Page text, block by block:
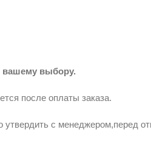
вашему выбору.
после оплаты заказа.
с менеджером,перед